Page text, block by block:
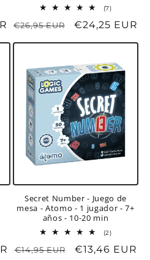
(7)7
totales
Precio
€26,95 EUR
Precio
€24,25 EUR
Secret Number - Juego de
mesa - Atomo - 1 jugador - 7+
años - 10-20 min
(2)2
totales
Precio
€14,95 EUR
Precio
€13,46 EUR